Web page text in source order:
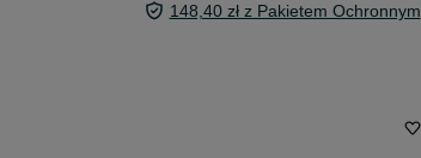
148,40 zł z Pakietem Ochronnym